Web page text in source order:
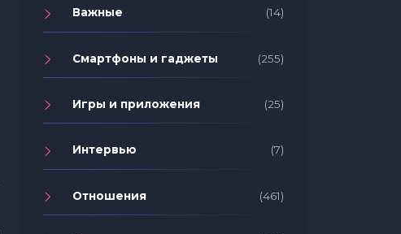
Важные (14)
Смартфоны и гаджеты (255)
Игры и приложения (25)
Интервью (7)
Отношения (461)